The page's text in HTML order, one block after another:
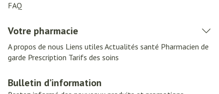
FAQ
Votre pharmacie
A propos de nous Liens utiles Actualités santé Pharmacien de
garde Prescription Tarifs des soins
Bulletin d’information